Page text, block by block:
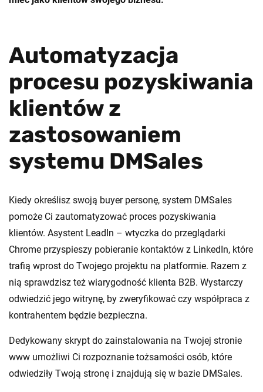
Automatyzacja
procesu pozyskiwania
klientów z
zastosowaniem
systemu DMSales
Kiedy określisz swoją buyer personę, system DMSales
pomoże Ci zautomatyzować proces pozyskiwania
klientów. Asystent LeadIn – wtyczka do przeglądarki
Chrome przyspieszy pobieranie kontaktów z LinkedIn, które
trafią wprost do Twojego projektu na platformie. Razem z
nią sprawdzisz też wiarygodność klienta B2B. Wystarczy
odwiedzić jego witrynę, by zweryfikować czy współpraca z
kontrahentem będzie bezpieczna.
Dedykowany skrypt do zainstalowania na Twojej stronie
www umożliwi Ci rozpoznanie tożsamości osób, które
odwiedziły Twoją stronę i znajdują się w bazie DMSales.